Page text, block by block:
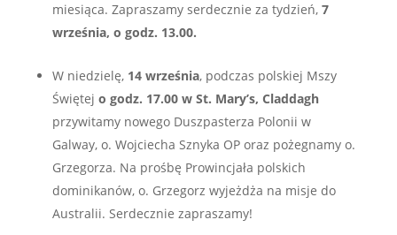
miesiąca. Zapraszamy serdecznie za tydzień, 7
września, o godz. 13.00.
W niedzielę, 14 września, podczas polskiej Mszy
Świętej o godz. 17.00 w St. Mary’s, Claddagh
przywitamy nowego Duszpasterza Polonii w
Galway, o. Wojciecha Sznyka OP oraz pożegnamy o.
Grzegorza. Na prośbę Prowincjała polskich
dominikanów, o. Grzegorz wyjeżdża na misje do
Australii. Serdecznie zapraszamy!